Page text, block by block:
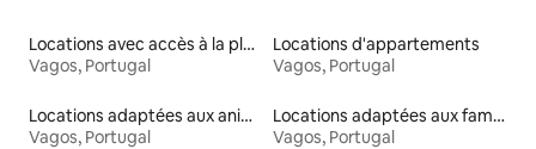
Locations avec accès à la plage
Vagos, Portugal
Locations d'appartements
Vagos, Portugal
Locations adaptées aux animaux
Vagos, Portugal
Locations adaptées aux familles
Vagos, Portugal